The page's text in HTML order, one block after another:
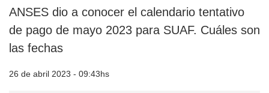
ANSES dio a conocer el calendario tentativo
de pago de mayo 2023 para SUAF. Cuáles son
las fechas
26 de abril 2023 - 09:43hs